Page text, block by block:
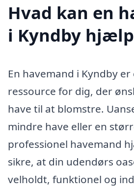
Hvad kan en
i Kyndby
En havemand i Kyndby
ressource for dig, der
have til at blomstre.
mindre have eller en
professionel havemand
sikre, at din udendørs
velholdt, funktionel og